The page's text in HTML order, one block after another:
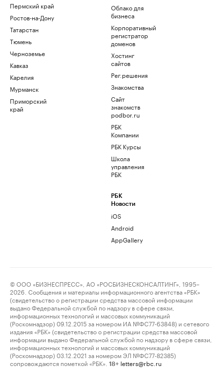
Пермский край
Ростов-на-Дону
Татарстан
Тюмень
Черноземье
Кавказ
Карелия
Мурманск
Приморский
край
Облако для
бизнеса
Корпоративный
регистратор
доменов
Хостинг
сайтов
Рег.решения
Знакомства
Сайт
знакомств
podbor.ru
РБК
Компании
РБК Курсы
Школа
управления
РБК
РБК
Новости
iOS
Android
AppGallery
© ООО «БИЗНЕСПРЕСС», АО «РОСБИЗНЕСКОНСАЛТИНГ», 1995–
2026. Сообщения и материалы информационного агентства «РБК»
(свидетельство о регистрации средства массовой информации
выдано Федеральной службой по надзору в сфере связи,
информационных технологий и массовых коммуникаций
(Роскомнадзор) 09.12.2015 за номером ИА №ФС77-63848) и сетевого
издания «РБК» (свидетельство о регистрации средства массовой
информации выдано Федеральной службой по надзору в сфере связи,
информационных технологий и массовых коммуникаций
(Роскомнадзор) 03.12.2021 за номером ЭЛ №ФС77-82385)
сопровождаются пометкой «РБК».
18+ letters@rbc.ru